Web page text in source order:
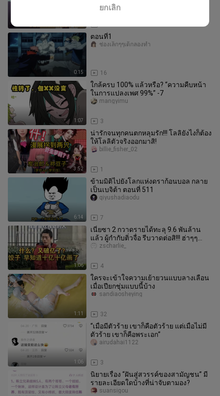
0:15
ตอนที่1
16
ช่องเล็กๆๆเด็กลองทำ
1:07
ใกล้ครบ 100% แล้วหรือ? “ความคืบหน้า
ในการแปลงเพศ 99%” -7
3
mangyimu
3:52
น่ารักจนทุกคนตกหลุมรัก!!! โลลิยังไงก็ต้อง
ให้โลลิตัวจริงออกมาสิ!
1
billie_fisher_02
6:14
ข้ามมิติไปยังโลกแห่งดราก้อนบอล กลาย
เป็นเบจิต้า ตอนที่ 511
7
qiyushadiaodu
1:06
เนี่ยซา 2 กวาดรายได้ทะลุ 9.6 พันล้าน
แล้ว ผู้กำกับติ่วจื่อ รีบวาดต่อสิ!!! ฮ่าๆๆ…
4
zscharlie_
1:11
ใครจะเข้าใจความเย้ายวนแบบลางเลือน
เมื่อเปียกชุ่มแบบนี้บ้าง
32
sandiaosheying
1:06
“เมื่อมีตัวร้าย เขาก็คือตัวร้าย แต่เมื่อไม่มี
ตัวร้าย เขาก็คือพระเอก”
3
airudahai1122
นิยายเรื่อง “ฝันสู่สวรรค์ของสามัญชน” มี
รายละเอียดใดบ้างที่น่าจับตามอง?
suansigou
ยกเลิก